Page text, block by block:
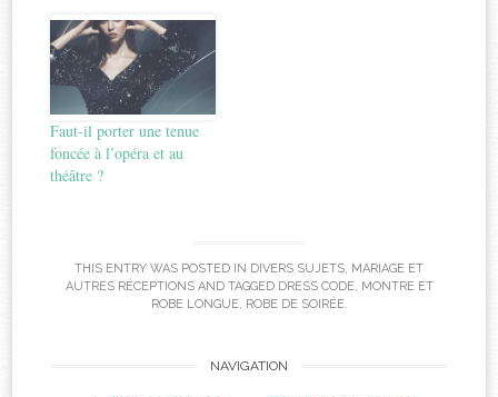
Faut-il porter une tenue
foncée à l’opéra et au
théâtre ?
THIS ENTRY WAS POSTED IN DIVERS SUJETS, MARIAGE ET
AUTRES RÉCEPTIONSAND TAGGED DRESS CODE, MONTRE ET
ROBE LONGUE, ROBE DE SOIRÉE.
NAVIGATION